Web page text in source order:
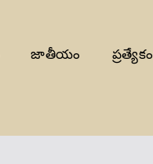
జాతీయం ప్రత్యేకం